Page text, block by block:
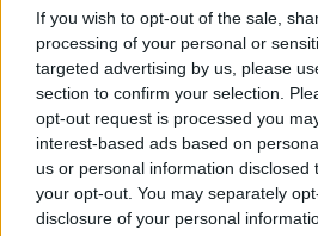
If you wish to opt-out of the sale,
processing of your personal or
targeted advertising by us, please
section to confirm your selection.
opt-out request is processed you
interest-based ads based on
us or personal information disclosed
your opt-out. You may separately
disclosure of your personal
Dal balcone
Insomnia
Il guardiano
Lo sgombero
Erodoto e Tucidide
Il padre della storia
Pensieri brevi
L'evoluzione della specie
Il servizio
Riflessioni